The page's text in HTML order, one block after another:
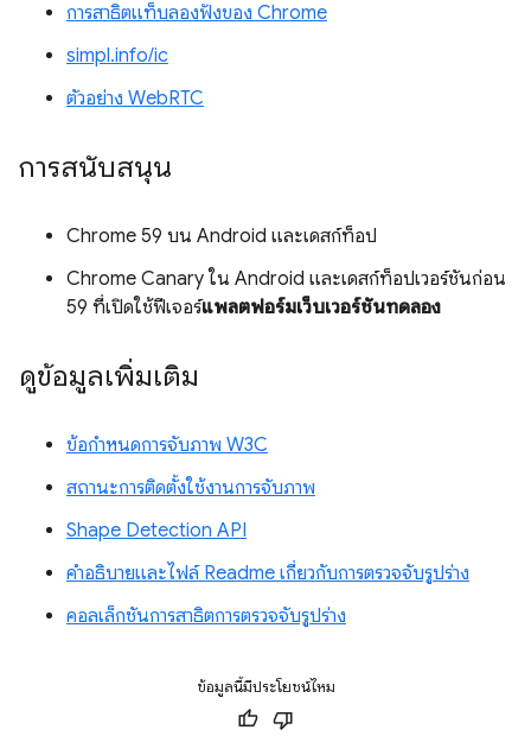
การสาธิตแท็บลองฟังของ Chrome
simpl.info/ic
ตัวอย่าง WebRTC
การสนับสนุน
Chrome 59 บน Android และเดสก์ท็อป
Chrome Canary ใน Android และเดสก์ท็อปเวอร์ชันก่อน
59 ที่เปิดใช้ฟีเจอร์แพลตฟอร์มเว็บเวอร์ชันทดลอง
ดูข้อมูลเพิ่มเติม
ข้อกำหนดการจับภาพ W3C
สถานะการติดตั้งใช้งานการจับภาพ
Shape Detection API
คำอธิบายและไฟล์ Readme เกี่ยวกับการตรวจจับรูปร่าง
คอลเล็กชันการสาธิตการตรวจจับรูปร่าง
ข้อมูลนี้มีประโยชน์ไหม